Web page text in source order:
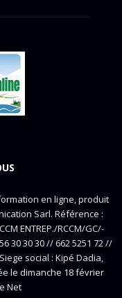
en ligne, produit
Sarl. Référence :
ENTREP./RCCM/GC/-
30 30 30 // 662 5251 72 //
social : Kipé Dadia,
le dimanche 18 février
Net